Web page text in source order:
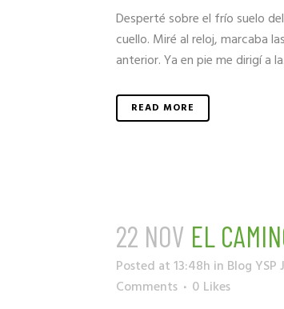
Desperté sobre el frío suelo
cuello. Miré al reloj, marcaba
anterior. Ya en pie me dirigí a
READ MORE
22 NOV EL
Posted at 13:48h in Blog YSP
Comments
0 Likes